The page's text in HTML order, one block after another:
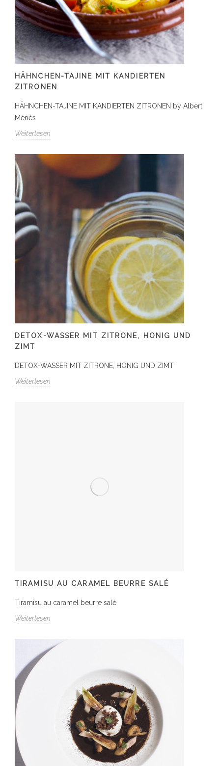
HÄHNCHEN-TAJINE MIT KANDIERTEN
ZITRONEN
HÄHNCHEN-TAJINE MIT KANDIERTEN ZITRONEN by Albert
Ménès
Weiterlesen
DETOX-WASSER MIT ZITRONE, HONIG UND
ZIMT
DETOX-WASSER MIT ZITRONE, HONIG UND ZIMT
Weiterlesen
TIRAMISU AU CARAMEL BEURRE SALÉ
Tiramisu au caramel beurre salé
Weiterlesen